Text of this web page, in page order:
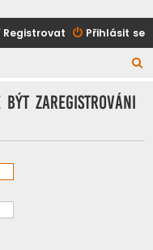
Přihlásit se
Registrovat
být zaregistrováni